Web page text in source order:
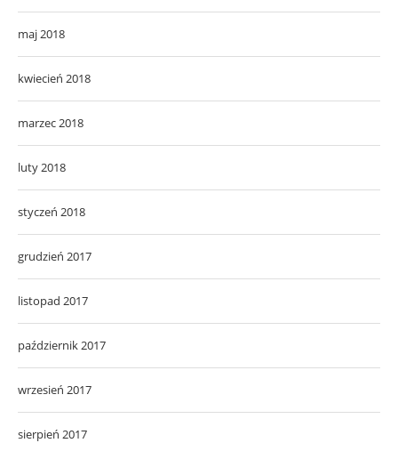
maj 2018
kwiecień 2018
marzec 2018
luty 2018
styczeń 2018
grudzień 2017
listopad 2017
październik 2017
wrzesień 2017
sierpień 2017